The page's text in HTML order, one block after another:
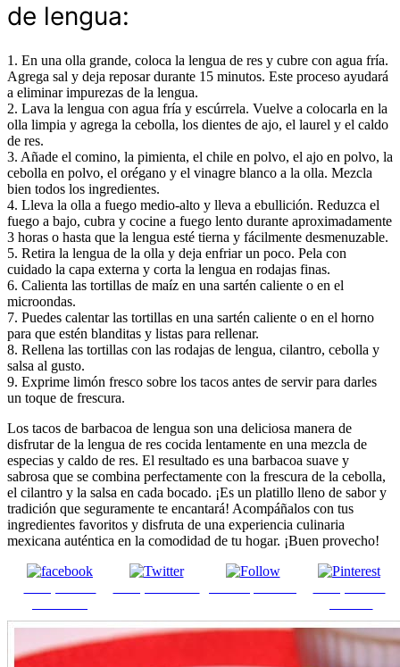
de lengua:
1. En una olla grande, coloca la lengua de res y cubre con agua fría.
Agrega sal y deja reposar durante 15 minutos. Este proceso ayudará
a eliminar impurezas de la lengua.
2. Lava la lengua con agua fría y escúrrela. Vuelve a colocarla en la
olla limpia y agrega la cebolla, los dientes de ajo, el laurel y el caldo
de res.
3. Añade el comino, la pimienta, el chile en polvo, el ajo en polvo, la
cebolla en polvo, el orégano y el vinagre blanco a la olla. Mezcla
bien todos los ingredientes.
4. Lleva la olla a fuego medio-alto y lleva a ebullición. Reduzca el
fuego a bajo, cubra y cocine a fuego lento durante aproximadamente
3 horas o hasta que la lengua esté tierna y fácilmente desmenuzable.
5. Retira la lengua de la olla y deja enfriar un poco. Pela con
cuidado la capa externa y corta la lengua en rodajas finas.
6. Calienta las tortillas de maíz en una sartén caliente o en el
microondas.
7. Puedes calentar las tortillas en una sartén caliente o en el horno
para que estén blanditas y listas para rellenar.
8. Rellena las tortillas con las rodajas de lengua, cilantro, cebolla y
salsa al gusto.
9. Exprime limón fresco sobre los tacos antes de servir para darles
un toque de frescura.
Los tacos de barbacoa de lengua son una deliciosa manera de
disfrutar de la lengua de res cocida lentamente en una mezcla de
especias y caldo de res. El resultado es una barbacoa suave y
sabrosa que se combina perfectamente con la frescura de la cebolla,
el cilantro y la salsa en cada bocado. ¡Es un platillo lleno de sabor y
tradición que seguramente te encantará! Acompáñalos con tus
ingredientes favoritos y disfruta de una experiencia culinaria
mexicana auténtica en la comodidad de tu hogar. ¡Buen provecho!